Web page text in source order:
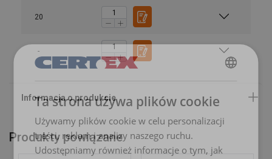
20
-
Materiał:
Znakowanie:
Zakończenie:
Produkty powiązane
POLISH
ENGLISH TRANSLATION
Ta strona używa plików cookie
Używamy plików cookie w celu personalizacji
treści, reklam i analizy naszego ruchu.
Udostępniamy również informacje o tym, jak